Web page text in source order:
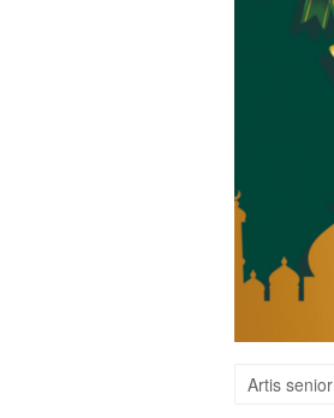
Artis senior